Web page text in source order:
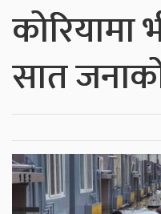
कोरियामा
सात